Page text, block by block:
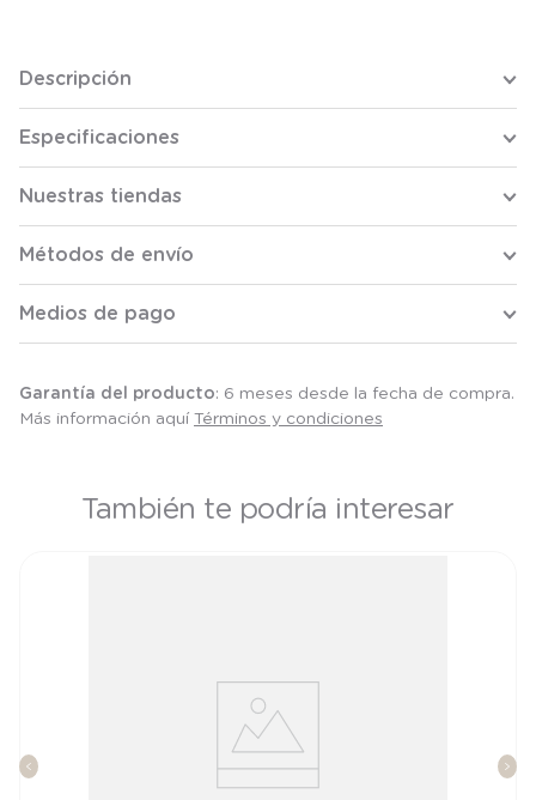
Descripción
Especificaciones
Nuestras tiendas
Métodos de envío
Medios de pago
Garantía del producto: 6 meses desde la fecha de compra.
Más información aquí Términos y condiciones
También te podría interesar